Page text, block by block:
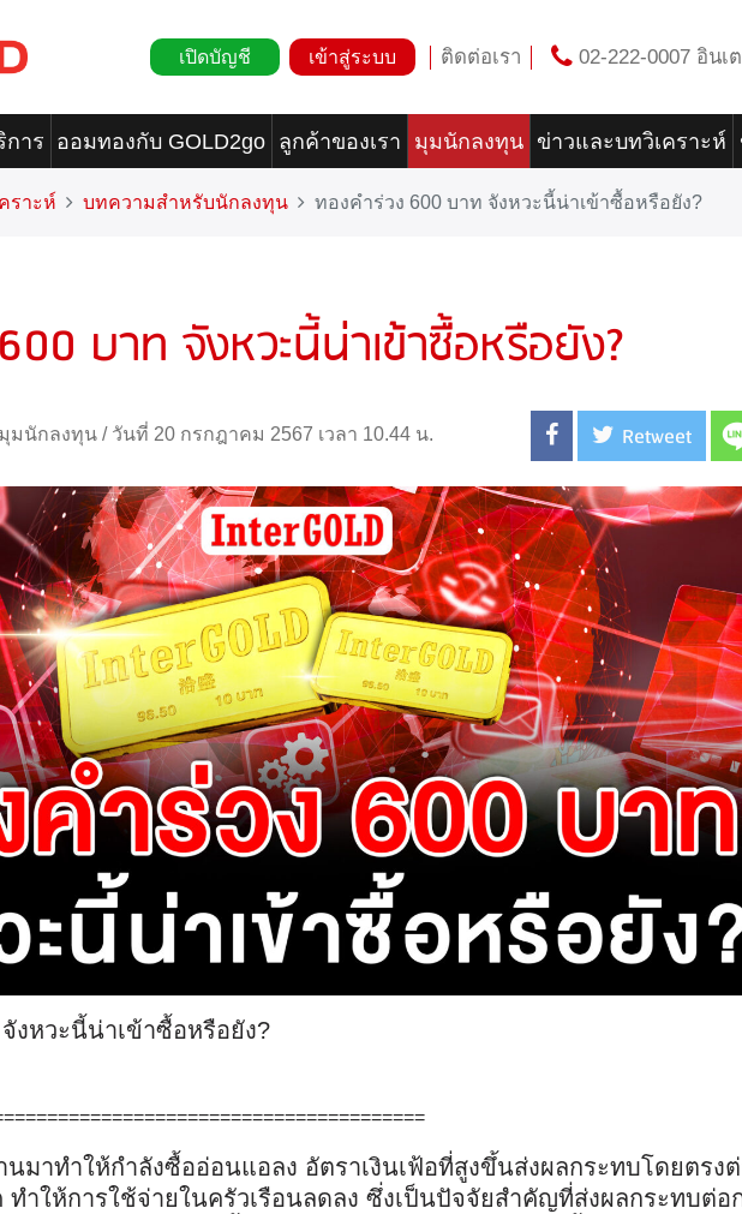
เปิดบัญชี เข้าสู่ระบบ ติดต่อเรา 02-222-0007 อินเ
การ ออมทองกับ GOLD2go ลูกค้าของเรา มุมนักลงทุน ข่าวและบทวิเคราะห์
ราะห์ บทความสำหรับนักลงทุน ทองคำร่วง 600 บาท จังหวะนี้น่าเข้าซื้อหรือยัง?
บาท จังหวะนี้น่าเข้าซื้อหรือยัง?
มุมนักลงทุน / วันที่ 20 กรกฎาคม 2567 เวลา 10.44 น. Retweet
งหวะนี้น่าเข้าซื้อหรือยัง?
นมาทำให้กำลังซื้ออ่อนแอลง อัตราเงินเฟ้อที่สูงขึ้นส่งผลกระทบโดยตรง
ำให้การใช้จ่ายในครัวเรือนลดลง ซึ่งเป็นปัจจัยสำคัญที่ส่งผลกระทบต่อ